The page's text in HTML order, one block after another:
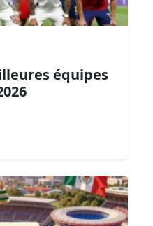
équipes